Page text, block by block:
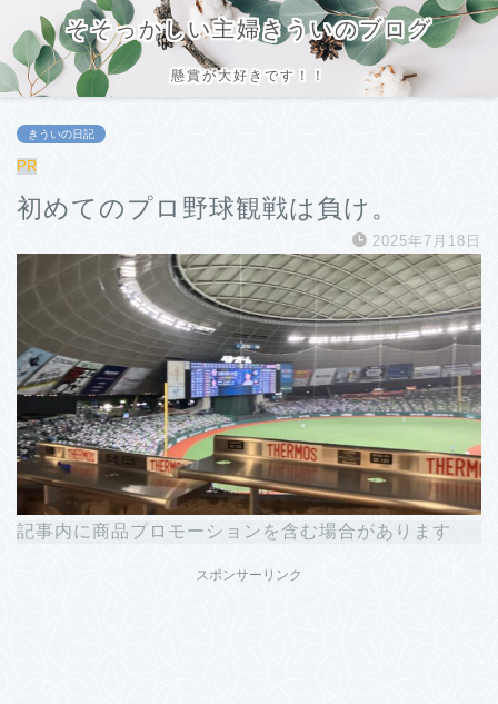
そそっかしい主婦きういのブログ
懸賞が大好きです！！
きういの日記
PR
初めてのプロ野球観戦は負け。
2025年7月18日
記事内に商品プロモーションを含む場合があります
スポンサーリンク